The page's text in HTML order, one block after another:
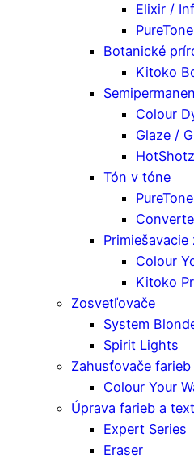
Elixir /
PureTone
Botanické
Kitoko
Colour
Glaze /
HotShotz
Tón v tóne
PureTone
Primiešavacie
Colour
Kitoko
Zosvetľovače
System
Spirit Lights
Zahusťovače farieb
Colour Your
Úprava farieb a
Expert Series
Eraser